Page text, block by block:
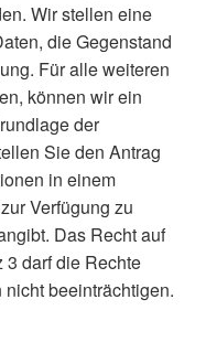
Wir stellen eine
die Gegenstand
Für alle weiteren
können wir ein
der
Sie den Antrag
in einem
Verfügung zu
Das Recht auf
darf die Rechte
beeinträchtigen.